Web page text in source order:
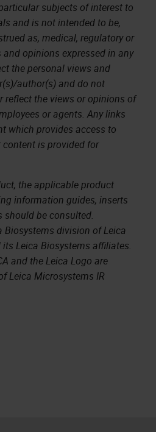
subjects of interest to
and is not intended to be,
as, medical, regulatory or
opinions expressed in any
the personal views and
author(s) and do not
reflect the views or opinions of
or agents. Any links
which provides access to
is provided for
the applicable product
information guides, inserts
be consulted.
Biosystems division of Leica
Leica Biosystems affiliates.
and the Leica Logo are
Leica Microsystems IR